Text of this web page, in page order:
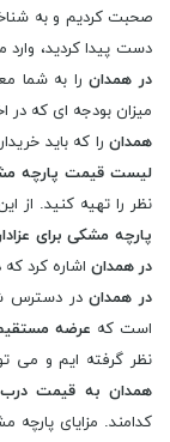
صحبت کردیم و به
دست پیدا کردید،
در همدان را به شما
میزان بودجه ای که در
همدان را که باید
لیست قیمت پارچه
نظر را تهیه کنید. از
پارچه مشکی برای
در همدان اشاره کرد
در همداندر دسترس
است که عرضه
نظر گرفته ایم و می
همدان به قیمت درب
کدامند. مزایای